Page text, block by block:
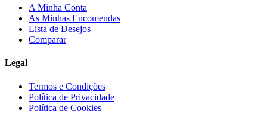
A Minha Conta
As Minhas Encomendas
Lista de Desejos
Comparar
Legal
Termos e Condições
Política de Privacidade
Política de Cookies